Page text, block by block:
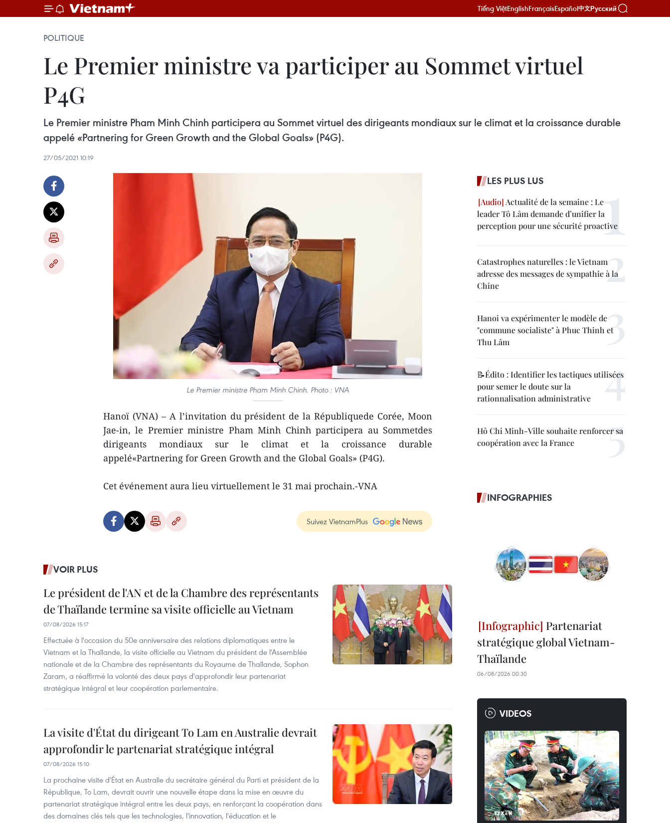
Tiếng ViệtEnglishFrançaisEspañol中文Русский
POLITIQUE
Le Premier ministre va participer au Sommet virtuel
P4G
Le Premier ministre Pham Minh Chinh participera au Sommet virtuel des dirigeants mondiaux sur le climat et la croissance durable
appelé «Partnering for Green Growth and the Global Goals» (P4G).
27/05/2021 10:19
Le Premier ministre Pham Minh Chinh. Photo : VNA
Hanoï (VNA) – A l’invitation du président de la Républiquede Corée, Moon
Jae-in, le Premier ministre Pham Minh Chinh participera au Sommetdes
dirigeants mondiaux sur le climat et la croissance durable
appelé«Partnering for Green Growth and the Global Goals» (P4G).
Cet événement aura lieu virtuellement le 31 mai prochain.-VNA
Suivez VietnamPlus
VOIR PLUS
Le président de l'AN et de la Chambre des représentants
de Thaïlande termine sa visite officielle au Vietnam
07/08/2026 15:17
Effectuée à l'occasion du 50e anniversaire des relations diplomatiques entre le
Vietnam et la Thaïlande, la visite officielle au Vietnam du président de l'Assemblée
nationale et de la Chambre des représentants du Royaume de Thaïlande, Sophon
Zaram, a réaffirmé la volonté des deux pays d'approfondir leur partenariat
stratégique intégral et leur coopération parlementaire.
La visite d'État du dirigeant To Lam en Australie devrait
approfondir le partenariat stratégique intégral
07/08/2026 15:10
La prochaine visite d'État en Australie du secrétaire général du Parti et président de la
République, To Lam, devrait ouvrir une nouvelle étape dans la mise en œuvre du
partenariat stratégique intégral entre les deux pays, en renforçant la coopération dans
des domaines clés tels que les technologies, l'innovation, l'éducation et le
LES PLUS LUS
Actualité de la semaine : Le
leader Tô Lâm demande d’unifier la
perception pour une sécurité proactive
Catastrophes naturelles : le Vietnam
adresse des messages de sympathie à la
Chine
Hanoi va expérimenter le modèle de
"commune socialiste" à Phuc Thinh et
Thu Lâm
📝Édito : Identifier les tactiques utilisées
pour semer le doute sur la
rationnalisation administrative
Hô Chi Minh-Ville souhaite renforcer sa
coopération avec la France
INFOGRAPHIES
Partenariat
stratégique global Vietnam-
Thaïlande
06/08/2026 00:30
VIDEOS